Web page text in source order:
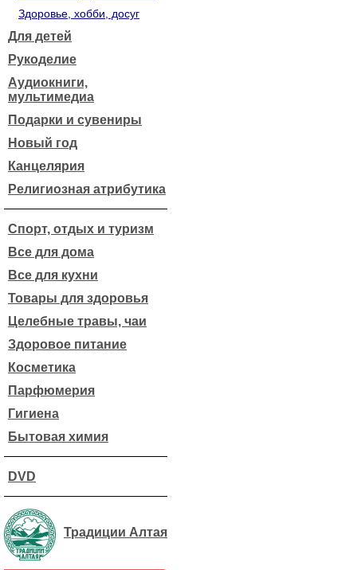
Здоровье, хобби, досуг
Для детей
Рукоделие
Аудиокниги,
мультимедиа
Подарки и сувениры
Новый год
Канцелярия
Религиозная атрибутика
Спорт, отдых и туризм
Все для дома
Все для кухни
Товары для здоровья
Целебные травы, чаи
Здоровое питание
Косметика
Парфюмерия
Гигиена
Бытовая химия
DVD
Традиции Алтая